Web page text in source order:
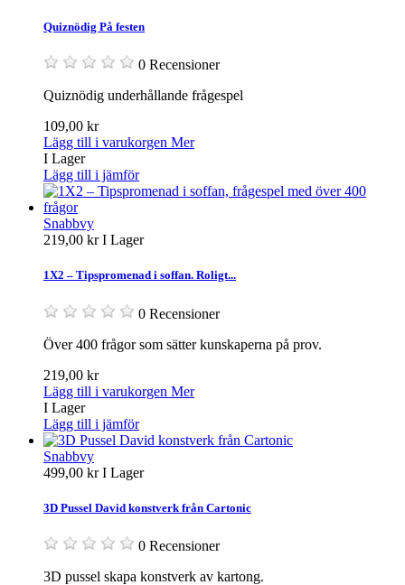
Quiznödig På festen
0 Recensioner
Quiznödig underhållande frågespel
109,00 kr
Lägg till i varukorgen Mer
I Lager
Lägg till i jämför
Snabbvy
219,00 krI Lager
1X2 – Tipspromenad i soffan. Roligt...
0 Recensioner
Över 400 frågor som sätter kunskaperna på prov.
219,00 kr
Lägg till i varukorgen Mer
I Lager
Lägg till i jämför
Snabbvy
499,00 krI Lager
3D Pussel David konstverk från Cartonic
0 Recensioner
3D pussel skapa konstverk av kartong.